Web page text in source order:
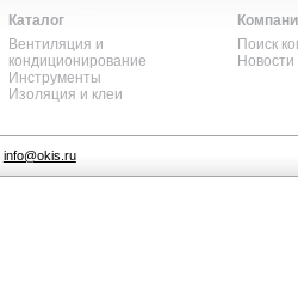
Каталог
Вентиляция и
кондиционирование
Инструменты
Изоляция и клеи
Поиск
info@okis.ru